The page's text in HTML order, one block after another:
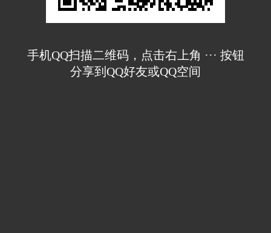
手机QQ扫描二维码，点击右上角 ··· 按钮
分享到QQ好友或QQ空间